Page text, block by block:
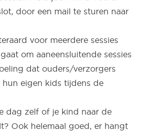
door een mail te sturen naar
voor meerdere sessies
om aaneensluitende sessies
dat ouders/verzorgers
eigen kids tijdens de
dag zelf of je kind naar de
Ook helemaal goed, er hangt